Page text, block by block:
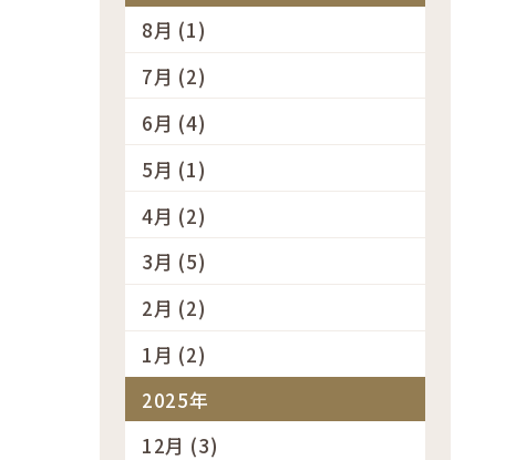
8月 (1)
7月 (2)
6月 (4)
5月 (1)
4月 (2)
3月 (5)
2月 (2)
1月 (2)
2025年
12月 (3)